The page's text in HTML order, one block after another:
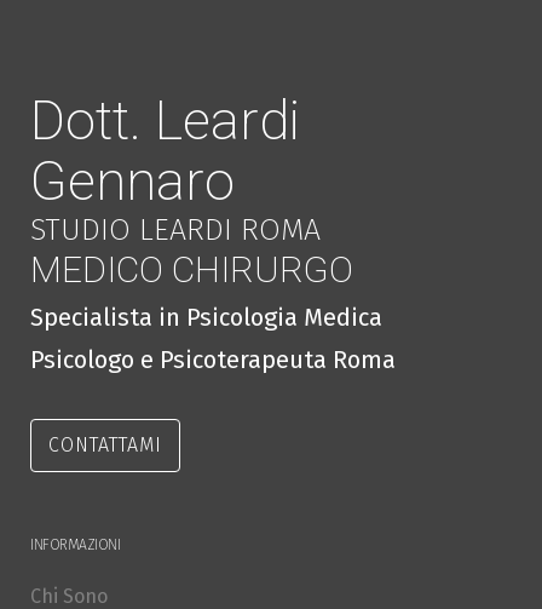
Dott. Leardi
Gennaro
STUDIO LEARDI ROMA
MEDICO CHIRURGO
Specialista in Psicologia Medica
Psicologo e Psicoterapeuta Roma
CONTATTAMI
INFORMAZIONI
Chi Sono